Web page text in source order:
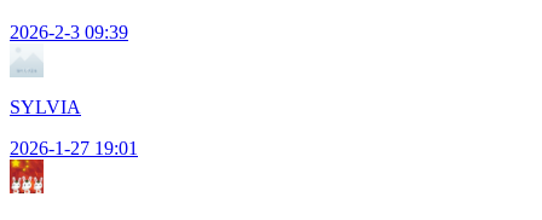
2026-2-3 09:39
SYLVIA
2026-1-27 19:01